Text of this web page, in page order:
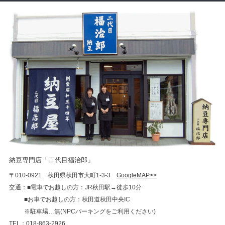
納豆専門店「二代目福治郎」
〒010-0921 秋田県秋田市大町1-3-3 GoogleMAP>>
交通：■電車でお越しの方：JR秋田駅→徒歩10分
■お車でお越しの方：秋田道秋田中央IC
※駐車場…無(NPCパーキングをご利用ください)
TEL：018-863-2926